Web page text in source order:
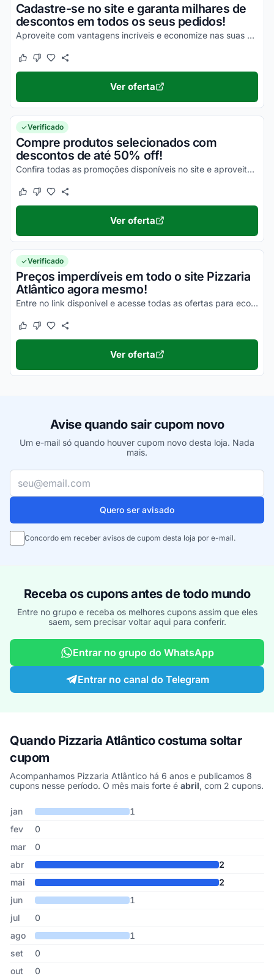
Cadastre-se no site e garanta milhares de
descontos em todos os seus pedidos!
Aproveite com vantagens incríveis e economize nas suas compras da melhor maneira possível!
Este cupom funcionou
Este cupom não funcionou
Ver oferta
Verificado
Compre produtos selecionados com
descontos de até 50% off!
Confira todas as promoções disponíveis no site e aproveite agora mesmo!
Este cupom funcionou
Este cupom não funcionou
Ver oferta
Verificado
Preços imperdíveis em todo o site Pizzaria
Atlântico agora mesmo!
Entre no link disponível e acesse todas as ofertas para economizar!
Este cupom funcionou
Este cupom não funcionou
Ver oferta
Avise quando sair cupom novo
Um e-mail só quando houver cupom novo desta loja. Nada
mais.
Seu e-mail
Quero ser avisado
Concordo em receber avisos de cupom desta loja por e-mail.
Receba os cupons antes de todo mundo
Entre no grupo e receba os melhores cupons assim que eles
saem, sem precisar voltar aqui para conferir.
Entrar no grupo do WhatsApp
Entrar no canal do Telegram
Quando Pizzaria Atlântico costuma soltar
cupom
Acompanhamos Pizzaria Atlântico há 6 anos e publicamos 8
cupons nesse período. O mês mais forte é abril, com 2 cupons.
Cupons de Pizzaria Atlântico publicados por mês, somando os
Mês Cupons publicadosDesconto médio
jan
1
fev
0
mar
0
abr
2
mai
2
jun
1
jul
0
ago
1
set
0
out
0